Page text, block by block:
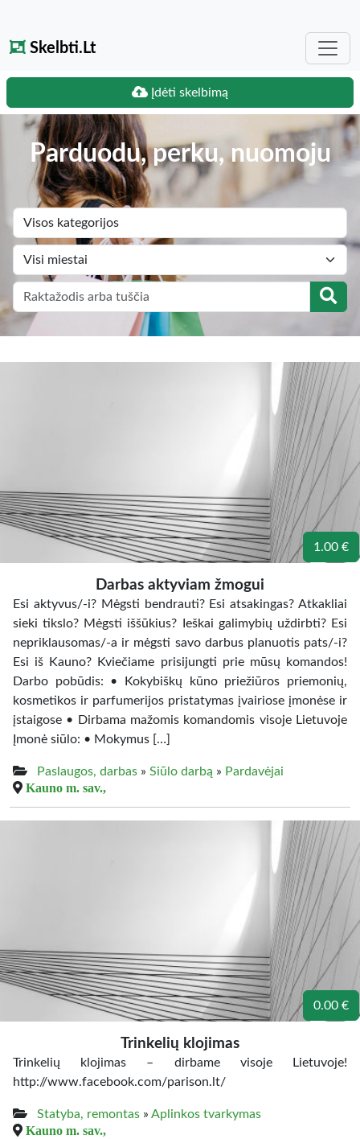
Skelbti.Lt
Įdėti skelbimą
Parduodu, perku, nuomoju
1.00 €
Darbas aktyviam žmogui
Esi aktyvus/-i? Mėgsti bendrauti? Esi atsakingas? Atkakliai
sieki tikslo? Mėgsti iššūkius? Ieškai galimybių uždirbti? Esi
nepriklausomas/-a ir mėgsti savo darbus planuotis pats/-i?
Esi iš Kauno? Kviečiame prisijungti prie mūsų komandos!
Darbo pobūdis: • Kokybiškų kūno priežiūros priemonių,
kosmetikos ir parfumerijos pristatymas įvairiose įmonėse ir
įstaigose • Dirbama mažomis komandomis visoje Lietuvoje
Įmonė siūlo: • Mokymus […]
Paslaugos, darbas » Siūlo darbą » Pardavėjai
Kauno m. sav.,
0.00 €
Trinkelių klojimas
Trinkelių klojimas – dirbame visoje Lietuvoje!
http://www.facebook.com/parison.lt/
Statyba, remontas » Aplinkos tvarkymas
Kauno m. sav.,